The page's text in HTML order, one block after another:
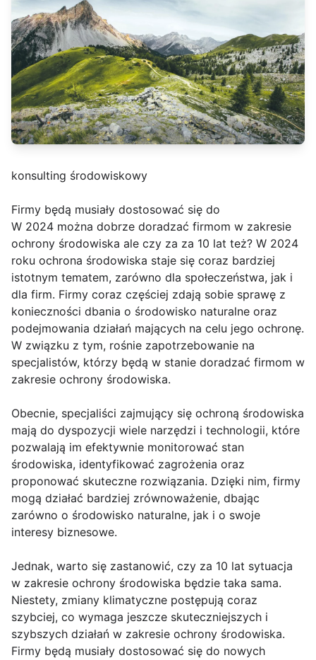
konsulting środowiskowy
Firmy będą musiały dostosować się do
W 2024 można dobrze doradzać firmom w zakresie
ochrony środowiska ale czy za za 10 lat też? W 2024
roku ochrona środowiska staje się coraz bardziej
istotnym tematem, zarówno dla społeczeństwa, jak i
dla firm. Firmy coraz częściej zdają sobie sprawę z
konieczności dbania o środowisko naturalne oraz
podejmowania działań mających na celu jego ochronę.
W związku z tym, rośnie zapotrzebowanie na
specjalistów, którzy będą w stanie doradzać firmom w
zakresie ochrony środowiska.
Obecnie, specjaliści zajmujący się ochroną środowiska
mają do dyspozycji wiele narzędzi i technologii, które
pozwalają im efektywnie monitorować stan
środowiska, identyfikować zagrożenia oraz
proponować skuteczne rozwiązania. Dzięki nim, firmy
mogą działać bardziej zrównoważenie, dbając
zarówno o środowisko naturalne, jak i o swoje
interesy biznesowe.
Jednak, warto się zastanowić, czy za 10 lat sytuacja
w zakresie ochrony środowiska będzie taka sama.
Niestety, zmiany klimatyczne postępują coraz
szybciej, co wymaga jeszcze skuteczniejszych i
szybszych działań w zakresie ochrony środowiska.
Firmy będą musiały dostosować się do nowych